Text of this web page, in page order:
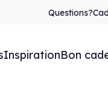
Questions?
InspirationBon